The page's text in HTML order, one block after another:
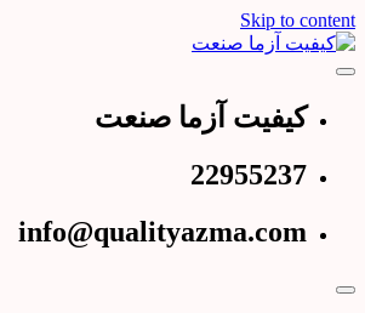
Skip to content
کیفیت آزما صنعت
کیفیت آزما صنعت
22955237
info@qualityazma.com